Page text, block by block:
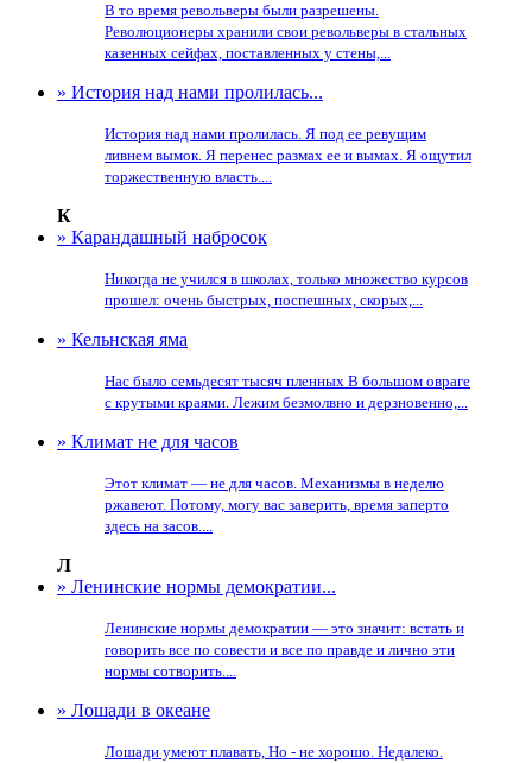
В то время револьверы были разрешены.
Революционеры хранили свои револьверы в стальных
казенных сейфах, поставленных у стены,...
» История над нами пролилась...
История над нами пролилась. Я под ее ревущим
ливнем вымок. Я перенес размах ее и вымах. Я ощутил
торжественную власть....
К
» Карандашный набросок
Никогда не учился в школах, только множество курсов
прошел: очень быстрых, поспешных, скорых,...
» Кельнская яма
Нас было семьдесят тысяч пленных В большом овраге
с крутыми краями. Лежим безмолвно и дерзновенно,...
» Климат не для часов
Этот климат — не для часов. Механизмы в неделю
ржавеют. Потому, могу вас заверить, время заперто
здесь на засов....
Л
» Ленинские нормы демократии...
Ленинские нормы демократии — это значит: встать и
говорить все по совести и все по правде и лично эти
нормы сотворить....
» Лошади в океане
Лошади умеют плавать, Но - не хорошо. Недалеко.